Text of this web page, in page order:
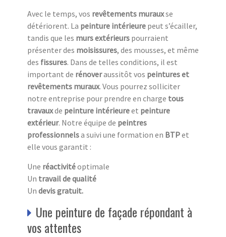
Avec le temps, vos revêtements murauxse
détériorent. La peinture intérieure peut s’écailler,
tandis que les murs extérieurs pourraient
présenter des moisissures, des mousses, et même
des fissures. Dans de telles conditions, il est
important de rénoveraussitôt vos peintures et
revêtements muraux. Vous pourrez solliciter
notre entreprise pour prendre en charge tous
travauxde peinture intérieureet peinture
extérieur. Notre équipe de peintres
professionnelsa suivi une formation en BTPet
elle vous garantit :
Une réactivitéoptimale
Un travail de qualité
Un devis gratuit.
Une peinture de façade répondant à
vos attentes